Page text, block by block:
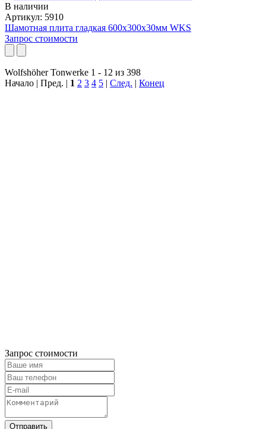
В наличии
Артикул: 5910
Шамотная плита гладкая 600x300x30мм WKS
Запрос стоимости
Wolfshöher Tonwerke 1 - 12 из 398
Начало | Пред. | 1 2 3 4 5 | След. | Конец
Запрос стоимости